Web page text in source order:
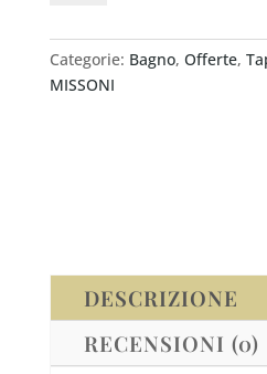
quantità
Categorie: Bagno, Offerte,
MISSONI
DESCRIZIONE
RECENSIONI (0)